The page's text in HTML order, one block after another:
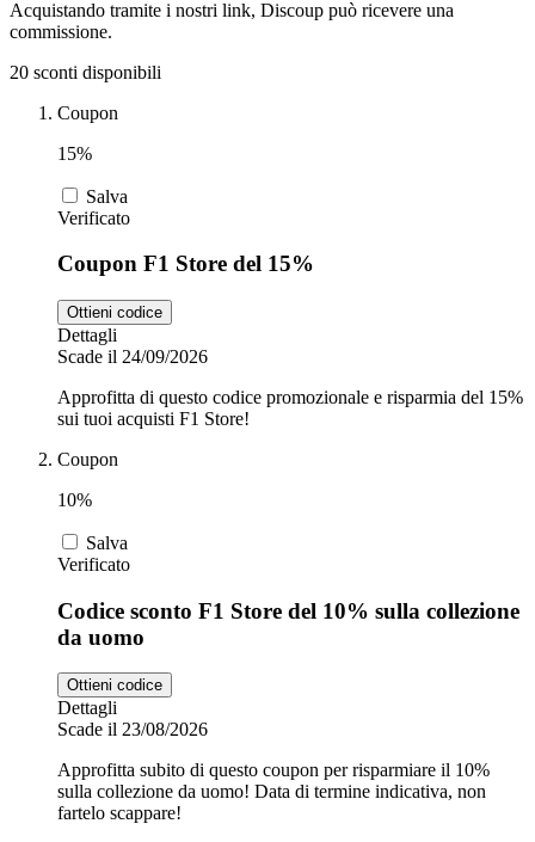
Alpitour
Privé by
Zalando
adidas
Salute e
Farmacia
Scarpe
Acquistando tramite i nostri link, Discoup può ricevere una
commissione.
20 sconti disponibili
Coupon
15%
Salva
Verificato
Coupon F1 Store del 15%
Ottieni codice
Dettagli
Scade il 24/09/2026
Approfitta di questo codice promozionale e risparmia del 15%
sui tuoi acquisti F1 Store!
Coupon
10%
Salva
Verificato
Codice sconto F1 Store del 10% sulla collezione
da uomo
Ottieni codice
Dettagli
Scade il 23/08/2026
Approfitta subito di questo coupon per risparmiare il 10%
sulla collezione da uomo! Data di termine indicativa, non
fartelo scappare!